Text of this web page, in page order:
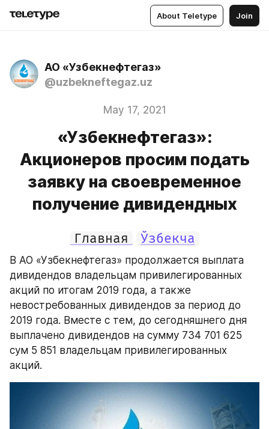
About Teletype Join
АО «Узбекнефтегаз»
@uzbekneftegaz.uz
May 17, 2021
«Узбекнефтегаз»:
Акционеров просим подать
заявку на своевременное
получение дивидендных
Главная Ўзбекча
В АО «Узбекнефтегаз» продолжается выплата
дивидендов владельцам привилегированных
акций по итогам 2019 года, а также
невостребованных дивидендов за период до
2019 года. Вместе с тем, до сегодняшнего дня
выплачено дивидендов на сумму 734 701 625
сум 5 851 владельцам привилегированных
акций.